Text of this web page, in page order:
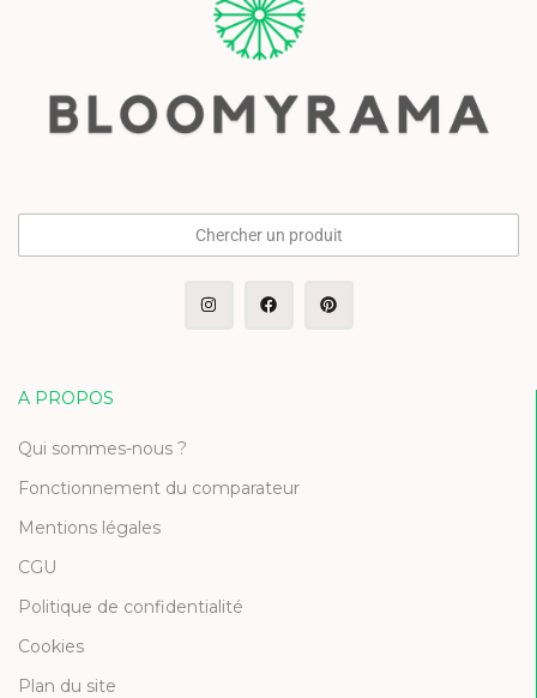
Chercher un produit
A PROPOS
Qui sommes-nous ?
Fonctionnement du comparateur
Mentions légales
CGU
Politique de confidentialité
Cookies
Plan du site